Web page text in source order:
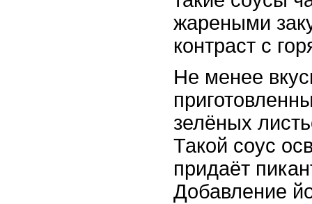
жареными
контраст с
Не менее
зелёных
Такой соус
придаёт
Добавление